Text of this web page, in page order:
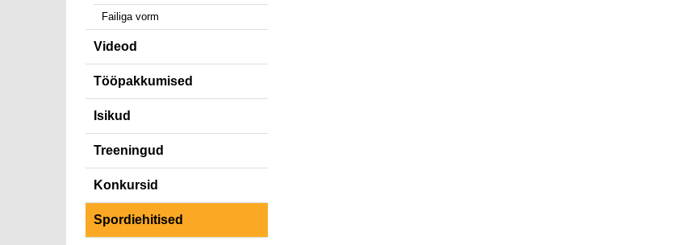
Failiga vorm
Videod
Tööpakkumised
Isikud
Treeningud
Konkursid
Spordiehitised